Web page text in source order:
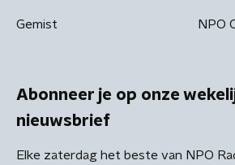
Gemist NPO
Abonneer je op onze
nieuwsbrief
Elke zaterdag het beste van NPO